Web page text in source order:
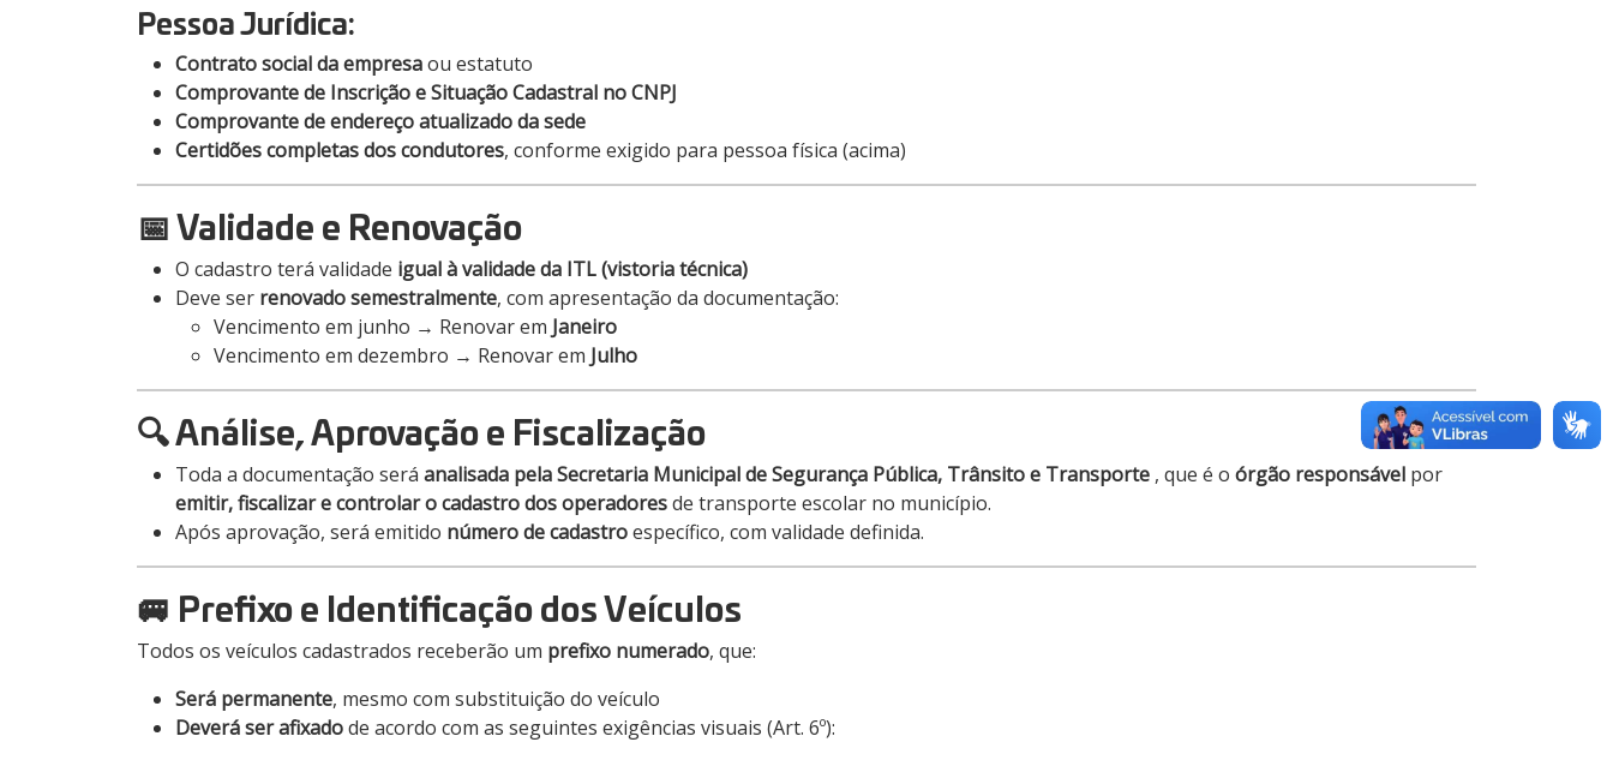
Pessoa Jurídica:
Contrato social da empresaou estatuto
Comprovante de Inscrição e Situação Cadastral no CNPJ
Comprovante de endereço atualizado da sede
Certidões completas dos condutores, conforme exigido para pessoa física (acima)
📅 Validade e Renovação
O cadastro terá validade igual à validade da ITL (vistoria técnica)
Deve ser renovado semestralmente, com apresentação da documentação:
Vencimento em junho → Renovar em Janeiro
Vencimento em dezembro → Renovar em Julho
🔍 Análise, Aprovação e Fiscalização
Toda a documentação será analisada pela Secretaria Municipal de Segurança Pública, Trânsito e Transporte , que é o órgão responsável por
emitir, fiscalizar e controlar o cadastro dos operadoresde transporte escolar no município.
Após aprovação, será emitido número de cadastroespecífico, com validade definida.
🚐 Prefixo e Identificação dos Veículos
Todos os veículos cadastrados receberão um prefixo numerado, que:
Será permanente, mesmo com substituição do veículo
Deverá ser afixadode acordo com as seguintes exigências visuais (Art. 6º):